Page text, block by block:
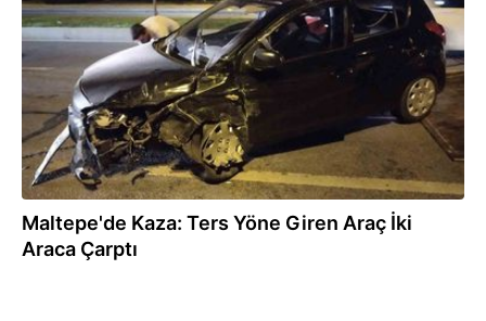
Maltepe'de Kaza: Ters Yöne Giren Araç İki
Araca Çarptı